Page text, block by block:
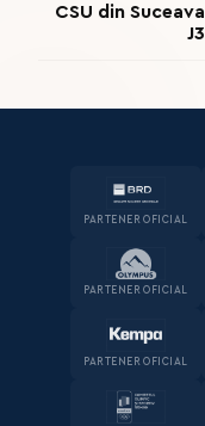
CSU din Suceava
J3
PARTENER OFICIAL
PARTENER OFICIAL
PARTENER OFICIAL